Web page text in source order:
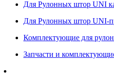
Для Рулонных штор UNI
Для Рулонных штор UNI-
Комплектующие для
Запчасти и